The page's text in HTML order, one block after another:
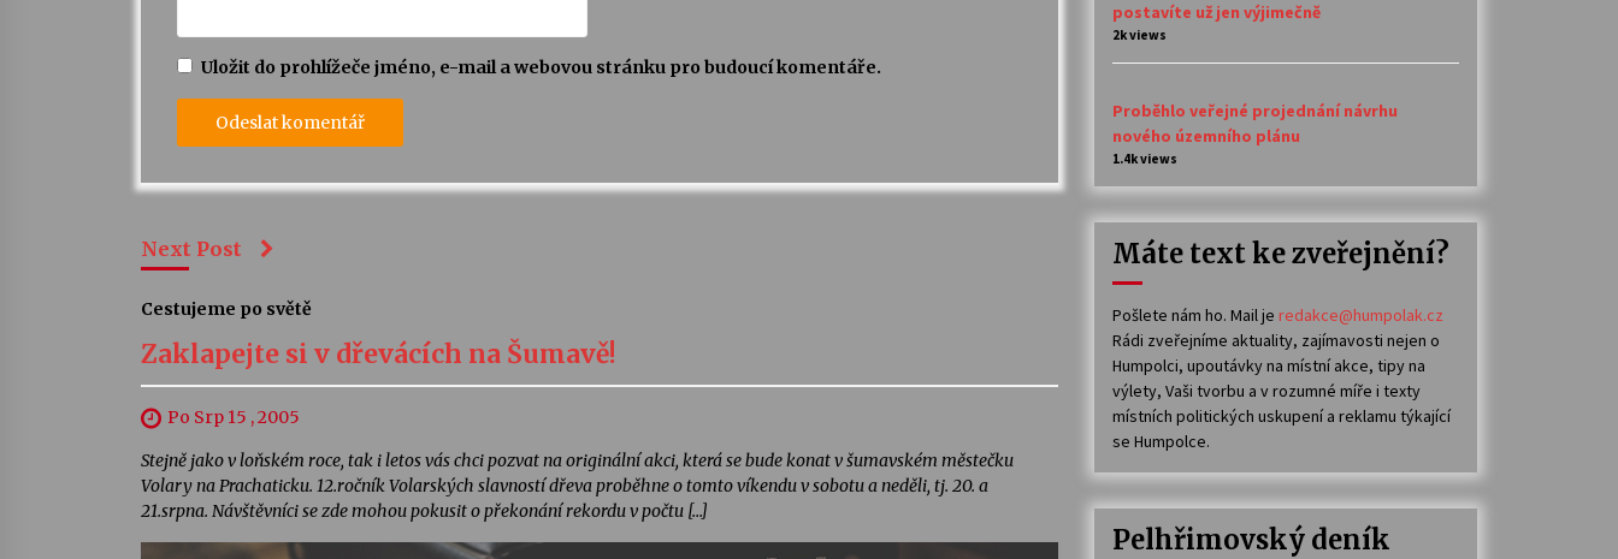
Uložit do prohlížeče jméno, e-mail a webovou stránku pro budoucí komentáře.
Next Post
Cestujeme po světě
Zaklapejte si v dřevácích na Šumavě!
Po Srp 15 , 2005
Stejně jako v loňském roce, tak i letos vás chci pozvat na originální akci, která se bude konat v šumavském městečku
Volary na Prachaticku. 12.ročník Volarských slavností dřeva proběhne o tomto víkendu v sobotu a neděli, tj. 20. a
21.srpna. Návštěvníci se zde mohou pokusit o překonání rekordu v počtu […]
postavíte už jen výjimečně
2k views
Proběhlo veřejné projednání návrhu
nového územního plánu
1.4k views
Máte text ke zveřejnění?
Pošlete nám ho. Mail je redakce@humpolak.cz
Rádi zveřejníme aktuality, zajímavosti nejen o
Humpolci, upoutávky na místní akce, tipy na
výlety, Vaši tvorbu a v rozumné míře i texty
místních politických uskupení a reklamu týkající
se Humpolce.
Pelhřimovský deník